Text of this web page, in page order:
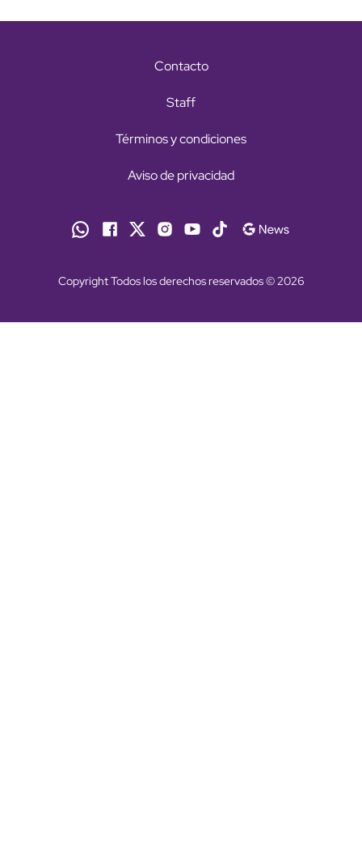
Contacto
Staff
Términos y condiciones
Aviso de privacidad
Copyright Todos los derechos reservados © 2026